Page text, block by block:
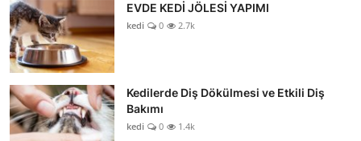
EVDE KEDİ JÖLESİ YAPIMI
kedi 0 2.7k
Kedilerde Diş Dökülmesi ve Etkili Diş
Bakımı
kedi 0 1.4k